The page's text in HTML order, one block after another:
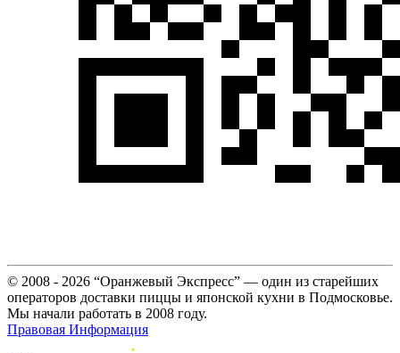
© 2008 - 2026 “Оранжевый Экспресс” — один из старейших
операторов доставки пиццы и японской кухни в Подмосковье.
Мы начали работать в 2008 году.
Правовая Информация